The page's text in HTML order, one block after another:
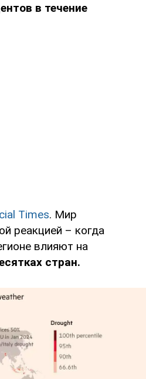
в течение
Times. Мир
реакцией – когда
влияют на
стран.